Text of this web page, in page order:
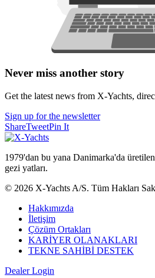
Never miss another story
Get the latest news from X-Yachts,
Sign up for the newsletter
ShareTweetPin It
1979'dan bu yana Danimarka'da
gezi yatları.
© 2026 X-Yachts A/S. Tüm Hakları
Hakkımızda
İletişim
Çözüm Ortakları
KARİYER OLANAKLARI
TEKNE SAHİBİ DESTEK
Dealer Login